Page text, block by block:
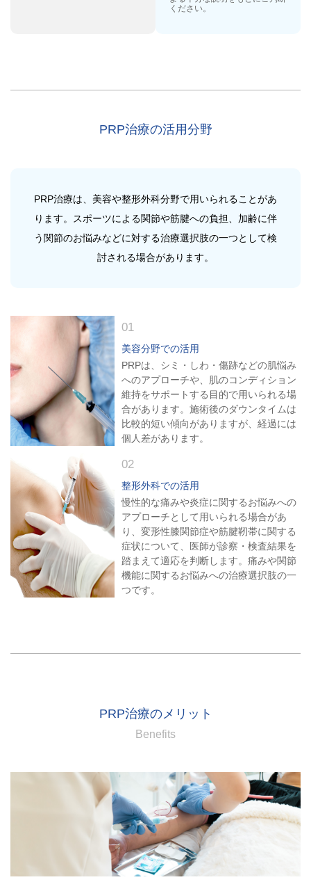
ください。
PRP治療の活用分野
PRP治療は、美容や整形外科分野で用いられることがあ
ります。スポーツによる関節や筋腱への負担、加齢に伴
う関節のお悩みなどに対する治療選択肢の一つとして検
討される場合があります。
01
美容分野での活用
PRPは、シミ・しわ・傷跡などの肌悩み
へのアプローチや、肌のコンディション
維持をサポートする目的で用いられる場
合があります。施術後のダウンタイムは
比較的短い傾向がありますが、経過には
個人差があります。
02
整形外科での活用
慢性的な痛みや炎症に関するお悩みへの
アプローチとして用いられる場合があ
り、変形性膝関節症や筋腱靭帯に関する
症状について、医師が診察・検査結果を
踏まえて適応を判断します。痛みや関節
機能に関するお悩みへの治療選択肢の一
つです。
PRP治療のメリット
Benefits